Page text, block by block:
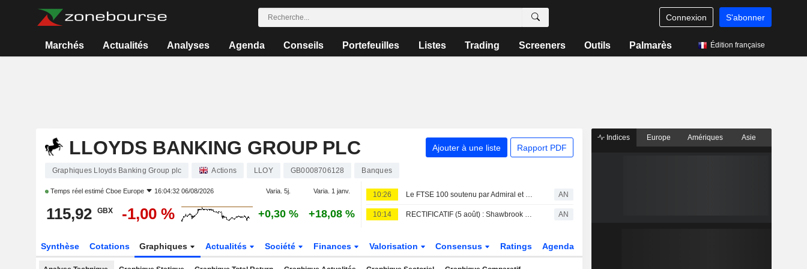
Connexion S'abonner
Marchés Actualités Analyses Agenda Conseils Portefeuilles Listes Trading Screeners Outils Palmarès Édition française
LLOYDS BANKING GROUP PLC Ajouter à une liste Rapport PDF
Graphiques Lloyds Banking Group plc Actions LLOY GB0008706128 Banques
Temps réel estimé Cboe Europe 16:04:32 06/08/2026 Varia. 5j. Varia. 1 janv.
115,92 GBX -1,00 % +0,30 % +18,08 %
10:26 Le FTSE 100 soutenu par Admiral et Persimmon AN
10:14 RECTIFICATIF (5 août) : Shawbrook réitère ses prévisions après un " solide premier semestre » AN
Synthèse Cotations Graphiques Actualités Société Finances Valorisation Consensus Ratings Agenda
Indices Europe Amériques Asie